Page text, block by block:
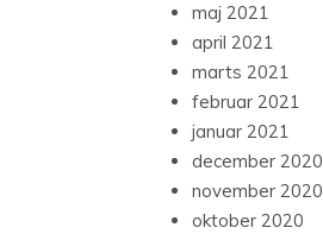
maj 2021
april 2021
marts 2021
februar 2021
januar 2021
december 2020
november 2020
oktober 2020